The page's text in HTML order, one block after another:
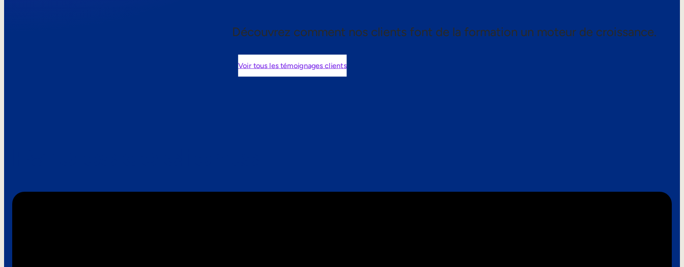
Découvrez comment nos clients font de la formation un moteur de croissance.
Voir tous les témoignages clients